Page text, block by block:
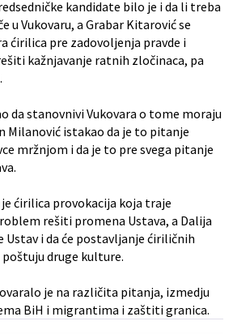
kandidate bilo je i da li treba
u Vukovaru, a Grabar Kitarović se
ćirilica pre zadovoljenja pravde i
kažnjavanje ratnih zločinaca, pa
da stanovnivi Vukovara o tome moraju
Milanović istakao da je to pitanje
mržnjom i da je to pre svega pitanje
ćirilica provokacija koja traje
rešiti promena Ustava, a Dalija
Ustav i da će postavljanje ćiriličnih
druge kulture.
je na različita pitanja, izmedju
BiH i migrantima i zaštiti granica.